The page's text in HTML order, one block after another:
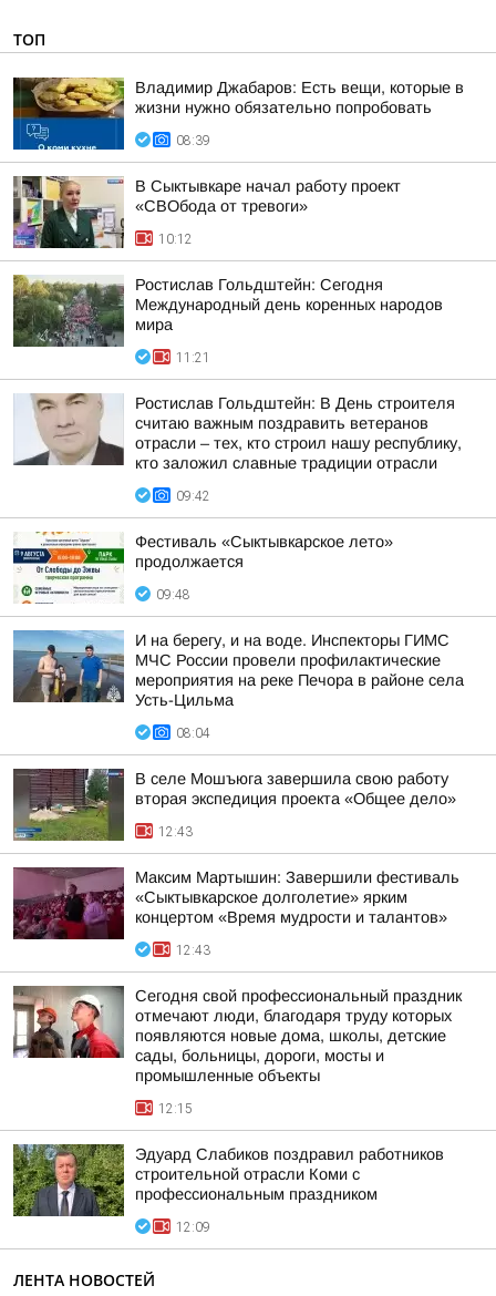
ТОП
Владимир Джабаров: Есть вещи, которые в
жизни нужно обязательно попробовать
08:39
В Сыктывкаре начал работу проект
«СВОбода от тревоги»
10:12
Ростислав Гольдштейн: Сегодня
Международный день коренных народов
мира
11:21
Ростислав Гольдштейн: В День строителя
считаю важным поздравить ветеранов
отрасли – тех, кто строил нашу республику,
кто заложил славные традиции отрасли
09:42
Фестиваль «Сыктывкарское лето»
продолжается
09:48
И на берегу, и на воде. Инспекторы ГИМС
МЧС России провели профилактические
мероприятия на реке Печора в районе села
Усть-Цильма
08:04
В селе Мошъюга завершила свою работу
вторая экспедиция проекта «Общее дело»
12:43
Максим Мартышин: Завершили фестиваль
«Сыктывкарское долголетие» ярким
концертом «Время мудрости и талантов»
12:43
Сегодня свой профессиональный праздник
отмечают люди, благодаря труду которых
появляются новые дома, школы, детские
сады, больницы, дороги, мосты и
промышленные объекты
12:15
Эдуард Слабиков поздравил работников
строительной отрасли Коми с
профессиональным праздником
12:09
ЛЕНТА НОВОСТЕЙ